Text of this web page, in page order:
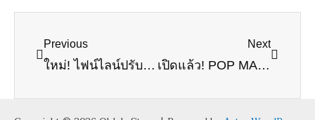
Previous
ใหม่! ไฟน์ไลน์ปรับผ้านุ่มเข้มข้นพิเศษ ‘พรีเมียมซอฟท์’ ผ้าหอมละมุน นุ่มฟู 2 เท่า!
Next
เปิดแล้ว! POP MART @MEGABANGNA ใหญ่ที่สุดใน Southeast Asia